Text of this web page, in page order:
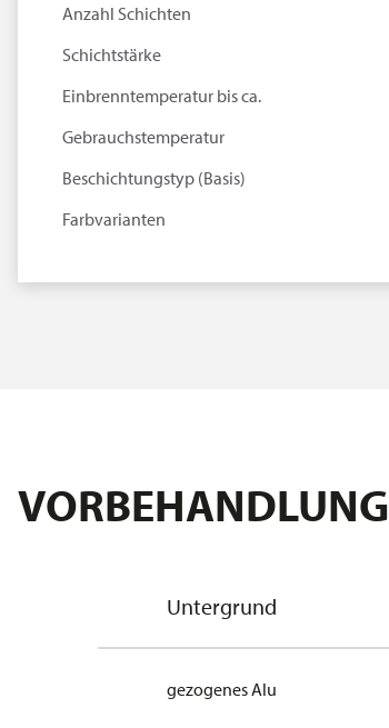
Anzahl Schichten
Schichtstärke
Einbrenntemperatur bis ca.
Gebrauchstemperatur
Beschichtungstyp (Basis)
Farbvarianten
VORBEHANDLUNG
Untergrund
gezogenes Alu